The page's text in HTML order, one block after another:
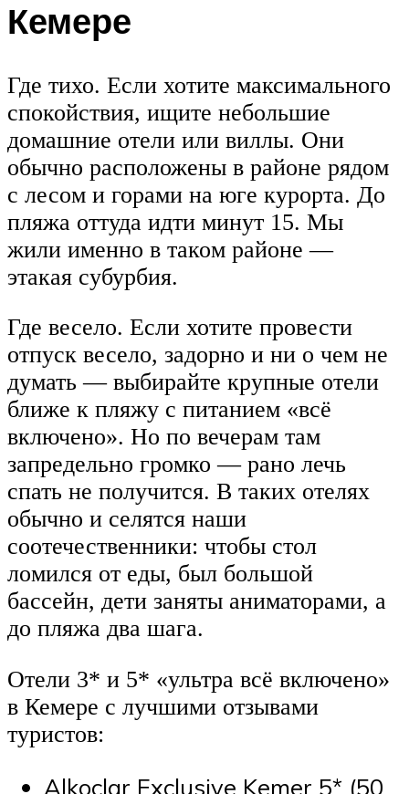
Кемере
Где тихо. Если хотите максимального
спокойствия, ищите небольшие
домашние отели или виллы. Они
обычно расположены в районе рядом
с лесом и горами на юге курорта. До
пляжа оттуда идти минут 15. Мы
жили именно в таком районе —
этакая субурбия.
Где весело. Если хотите провести
отпуск весело, задорно и ни о чем не
думать — выбирайте крупные отели
ближе к пляжу с питанием «всё
включено». Но по вечерам там
запредельно громко — рано лечь
спать не получится. В таких отелях
обычно и селятся наши
соотечественники: чтобы стол
ломился от еды, был большой
бассейн, дети заняты аниматорами, а
до пляжа два шага.
Отели 3* и 5* «ультра всё включено»
в Кемере с лучшими отзывами
туристов:
Alkoclar Exclusive Kemer 5* (50